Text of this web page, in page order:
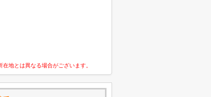
地とは異なる場合がございます。